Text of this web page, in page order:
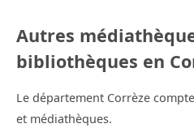
Autres
bibliothèques en
Le département Corrèze
et médiathèques.